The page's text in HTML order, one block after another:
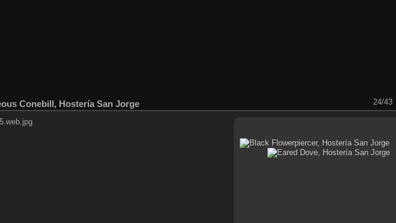
Conebill, Hostería San Jorge 24/43